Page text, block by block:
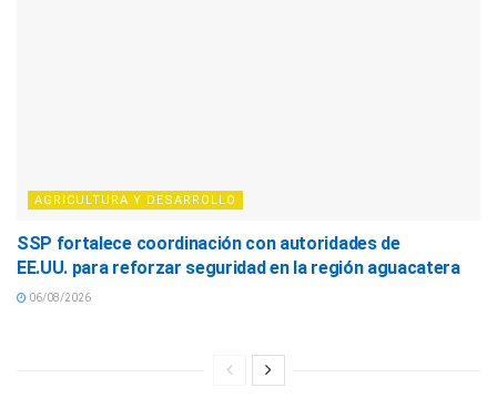
AGRICULTURA Y DESARROLLO
SSP fortalece coordinación con autoridades de
EE.UU. para reforzar seguridad en la región aguacatera
06/08/2026